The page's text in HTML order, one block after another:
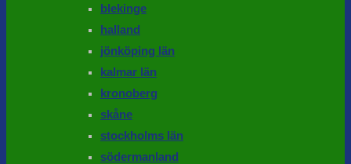
blekinge
halland
jönköping län
kalmar län
kronoberg
skåne
stockholms län
södermanland